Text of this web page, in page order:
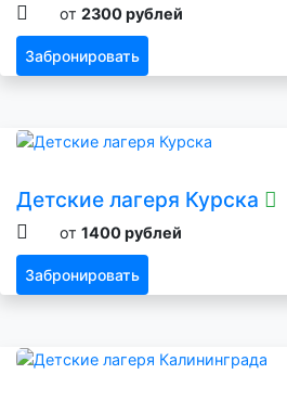
от 2300 рублей
Забронировать
Детские лагеря Курска
от 1400 рублей
Забронировать